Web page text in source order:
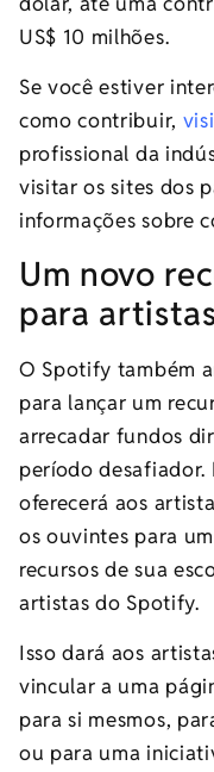
US$ 10 milhões.
Se você estiver
como contribuir,
profissional da
visitar os sites dos
informações sobre
Um novo
para
O Spotify também
para lançar um
arrecadar fundos
período desafiador.
oferecerá aos
os ouvintes para
recursos de sua
artistas do Spotify.
Isso dará aos
vincular a uma
para si mesmos,
ou para uma